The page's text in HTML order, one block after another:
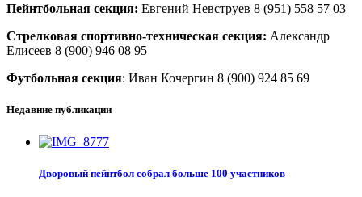
Пейнтбольная секция: Евгений Невструев 8 (951) 558 57 03
Стрелковая спортивно-техническая секция: Александр
Елисеев 8 (900) 946 08 95
Футбольная секция: Иван Кочергин 8 (900) 924 85 69
Недавние публикации
Дворовый пейнтбол собрал больше 100 участников